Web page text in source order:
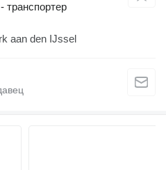
транспортер
aan den IJssel